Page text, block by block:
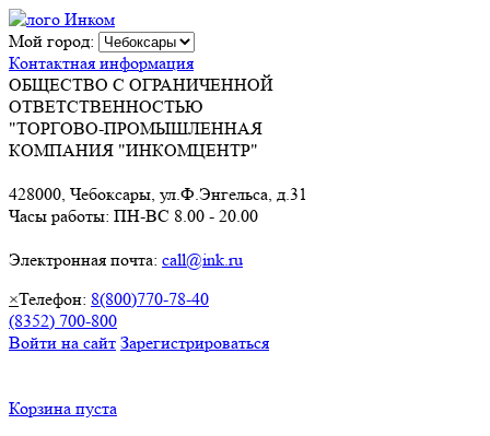
Мой город:
Контактная информация
ОБЩЕСТВО С ОГРАНИЧЕННОЙ
ОТВЕТСТВЕННОСТЬЮ
"ТОРГОВО-ПРОМЫШЛЕННАЯ
КОМПАНИЯ "ИНКОМЦЕНТР"
428000, Чебоксары, ул.Ф.Энгельса, д.31
Часы работы: ПН-ВС 8.00 - 20.00
Электронная почта: call@ink.ru
×Телефон: 8(800)770-78-40
(8352) 700-800
Войти на сайт Зарегистрироваться
Корзина пуста